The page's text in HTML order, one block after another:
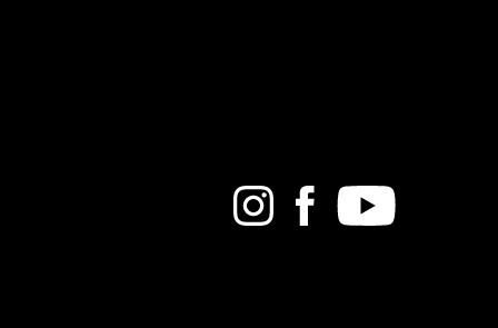
BandcampInstagramFacebook
Youtube